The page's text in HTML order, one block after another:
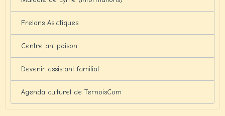
Frelons Asiatiques
Centre antipoison
Devenir assistant familial
Agenda culturel de TernoisCom